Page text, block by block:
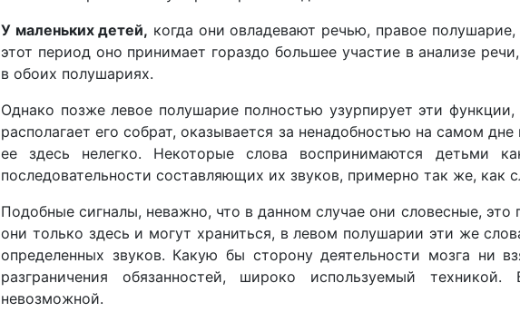
У маленьких детей, когда они овладевают речью, правое
этот период оно принимает гораздо большее участие в анализе
в обоих полушариях.
Однако позже левое полушарие полностью узурпирует эти
располагает его собрат, оказывается за ненадобностью на самом
ее здесь нелегко. Некоторые слова воспринимаются детьми
последовательности составляющих их звуков, примерно так же, как
Подобные сигналы, неважно, что в данном случае они словесные,
они только здесь и могут храниться, в левом полушарии эти же
определенных звуков. Какую бы сторону деятельности мозга ни
разграничения обязанностей, широко используемый
невозможной.